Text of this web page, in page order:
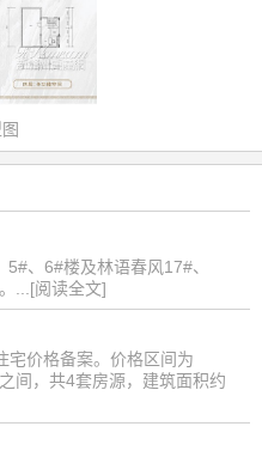
、6#楼及林语春风17#、
...[阅读全文]
宅价格备案。价格区间为
，共4套房源，建筑面积约